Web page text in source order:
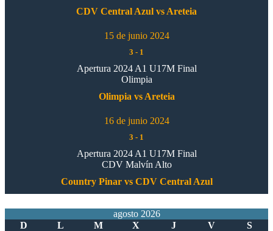
CDV Central Azul vs Areteia
15 de junio 2024
3 - 1
Apertura 2024 A1 U17M Final
Olimpia
Olimpia vs Areteia
16 de junio 2024
3 - 1
Apertura 2024 A1 U17M Final
CDV Malvín Alto
Country Pinar vs CDV Central Azul
agosto 2026
D
L M X J V S